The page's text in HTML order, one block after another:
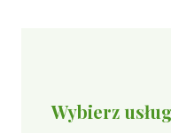
Wybierz